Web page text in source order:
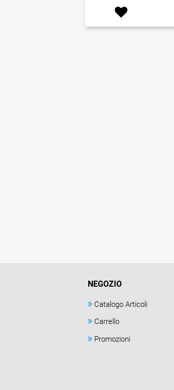
NEGOZIO
Catalogo Articoli
Carrello
Promozioni